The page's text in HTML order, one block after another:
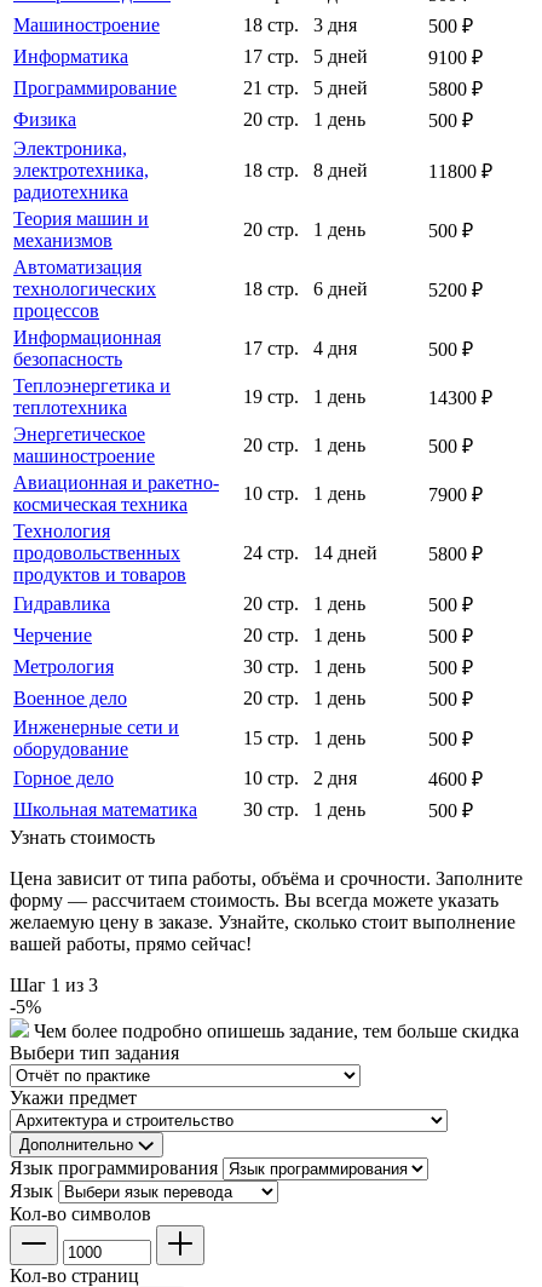
Машиностроение
18 стр. 3 дня
500 ₽
Информатика
17 стр. 5 дней
9100 ₽
Программирование
21 стр. 5 дней
5800 ₽
Физика
20 стр. 1 день
500 ₽
Электроника,
электротехника,
радиотехника
18 стр. 8 дней 11800 ₽
Теория машин и
механизмов
20 стр. 1 день
500 ₽
Автоматизация
технологических
процессов
18 стр. 6 дней 5200 ₽
Информационная
безопасность
17 стр. 4 дня
500 ₽
Теплоэнергетика и
теплотехника
19 стр. 1 день
14300 ₽
Энергетическое
машиностроение
20 стр. 1 день
500 ₽
Авиационная и ракетно-
космическая техника
10 стр. 1 день
7900 ₽
Технология
продовольственных
продуктов и товаров
24 стр. 14 дней 5800 ₽
Гидравлика 20 стр. 1 день
500 ₽
Черчение
20 стр. 1 день
500 ₽
Метрология
30 стр. 1 день
500 ₽
Военное дело
20 стр. 1 день
500 ₽
Инженерные сети и
оборудование
15 стр. 1 день
500 ₽
Горное дело
10 стр. 2 дня
4600 ₽
Школьная математика
30 стр. 1 день
500 ₽
Узнать стоимость
Цена зависит от типа работы, объёма и срочности. Заполните
форму — рассчитаем стоимость. Вы всегда можете указать
желаемую цену в заказе. Узнайте, сколько стоит выполнение
вашей работы, прямо сейчас!
Шаг 1 из 3
-5%
Чем более подробно опишешь задание, тем больше скидка
Выбери тип задания
Укажи предмет
Дополнительно
Язык программирования
Язык
Кол-во символов
Кол-во страниц